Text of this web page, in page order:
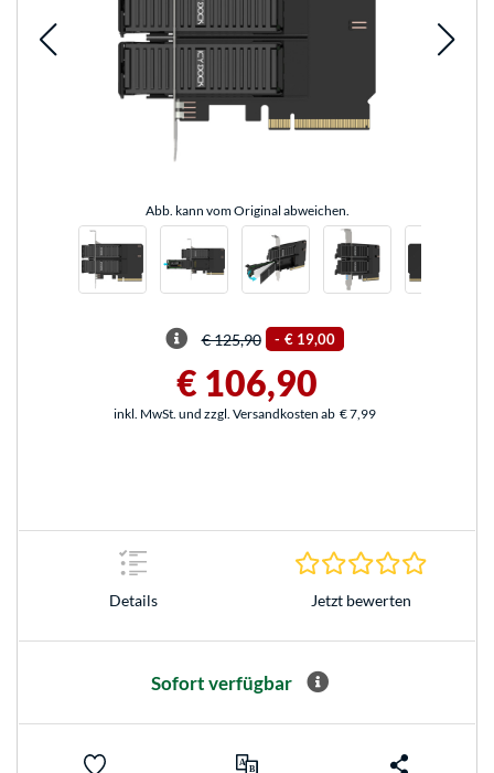
Abb. kann vom Original abweichen.
€ 125,90 - € 19,00
€ 106,90
inkl. MwSt. und zzgl. Versandkosten ab € 7,99
Details Jetzt bewerten
Sofort verfügbar